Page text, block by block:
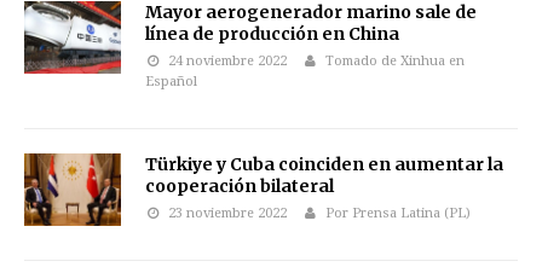
Mayor aerogenerador marino sale de
línea de producción en China
24 noviembre 2022
Tomado de Xinhua en
Español
Türkiye y Cuba coinciden en aumentar la
cooperación bilateral
23 noviembre 2022 Por Prensa Latina (PL)